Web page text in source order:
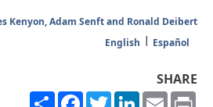
Kenyon, Adam Senft and Ronald Deibert
English
Español
SHARE
Share
FacebookTwitterLinkedInEmailPrint